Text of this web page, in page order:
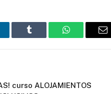
Tumblr WhatsApp
curso ALOJAMIENTOS